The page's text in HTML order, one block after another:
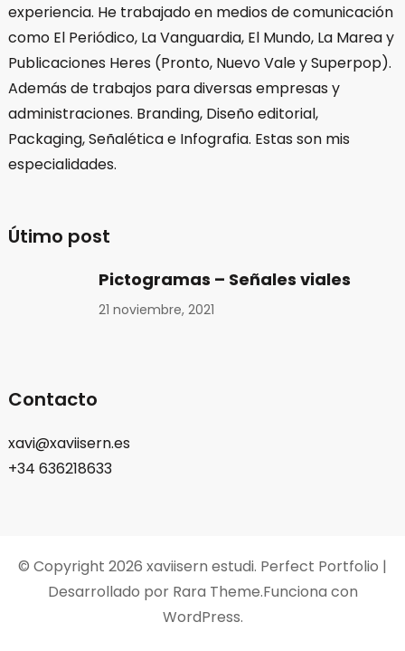
experiencia. He trabajado en medios de comunicación
como El Periódico, La Vanguardia, El Mundo, La Marea y
Publicaciones Heres (Pronto, Nuevo Vale y Superpop).
Además de trabajos para diversas empresas y
administraciones. Branding, Diseño editorial,
Packaging, Señalética e Infografia. Estas son mis
especialidades.
Útimo post
Pictogramas – Señales viales
21 noviembre, 2021
Contacto
xavi@xaviisern.es
+34 636218633
© Copyright 2026 xaviisern estudi. Perfect Portfolio |
Desarrollado por Rara Theme.Funciona con
WordPress.